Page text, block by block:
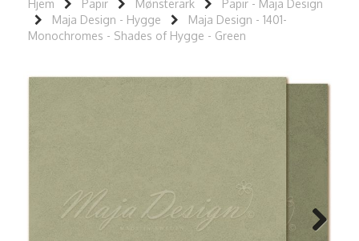
Hjem Papir Mønsterark
Papir - Maja Design
Maja Design - Hygge
Maja Design - 1401-
Monochromes - Shades of Hygge - Green